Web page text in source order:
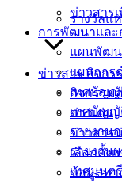
ข่าวสาร
การพัฒนาและ
แผนพัฒน
แผนการ
เทศบัญญั
เทศบัญญั
รายงาน
รายงาน
เทศมนตรี
รางวัลแ
ข่าวสาร กิจกร
กิจกรรม
ข่าวเด่น
ข่าวสาร
เลือกตั้งเ
ข้อมูลทา
วัคซีนป้องกันโรคพิ
เทศบาล
เมืองอ่าง
สำนักงาน